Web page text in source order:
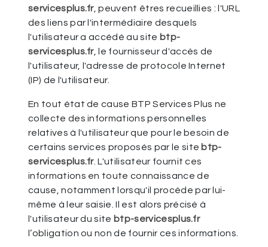
servicesplus.fr, peuvent êtres recueillies : l'URL
des liens par l'intermédiaire desquels
l'utilisateur a accédé au site btp-
servicesplus.fr, le fournisseur d'accès de
l'utilisateur, l'adresse de protocole Internet
(IP) de l'utilisateur.
En tout état de cause BTP Services Plus ne
collecte des informations personnelles
relatives à l'utilisateur que pour le besoin de
certains services proposés par le site btp-
servicesplus.fr. L'utilisateur fournit ces
informations en toute connaissance de
cause, notamment lorsqu'il procède par lui-
même à leur saisie. Il est alors précisé à
l'utilisateur du site btp-servicesplus.fr
l’obligation ou non de fournir ces informations.